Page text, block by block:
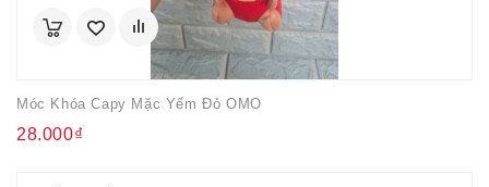
Móc Khóa Capy Mặc Yếm Đỏ OMO
28.000₫